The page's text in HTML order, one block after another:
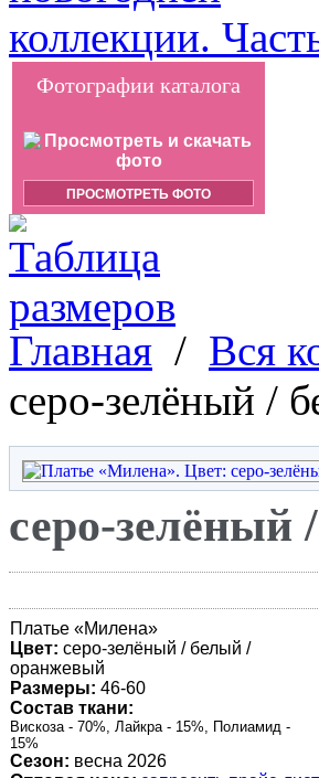
Фотографии каталога
ПРОСМОТРЕТЬ ФОТО
Главная / Вся
серо-зелёный /
серо-
Платье «Милена»
Цвет: серо-зелёный / белый /
оранжевый
Размеры: 46-60
Состав ткани:
Вискоза - 70%, Лайкра - 15%, Полиамид -
15%
Сезон: весна 2026